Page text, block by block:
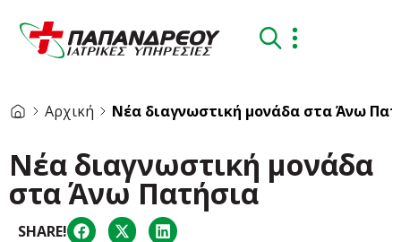
Αρχική Νέα διαγνωστική μονάδα στα Άνω
Νέα διαγνωστική μονάδα
στα Άνω Πατήσια
SHARE!